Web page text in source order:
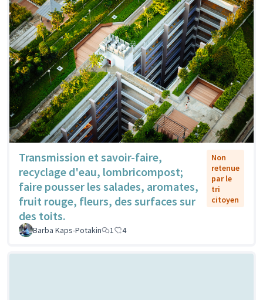
Transmission et savoir-faire,
recyclage d'eau, lombricompost;
faire pousser les salades, aromates,
fruit rouge, fleurs, des surfaces sur
des toits.
Non
retenue
par le
tri
citoyen
Barba Kaps-Potakin 1 4